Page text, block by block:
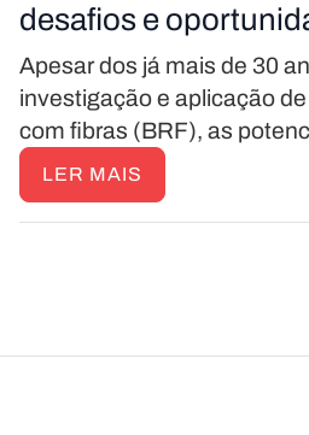
desafios e
Apesar dos já mais de 30
investigação e aplicação
com fibras (BRF), as
LER MAIS